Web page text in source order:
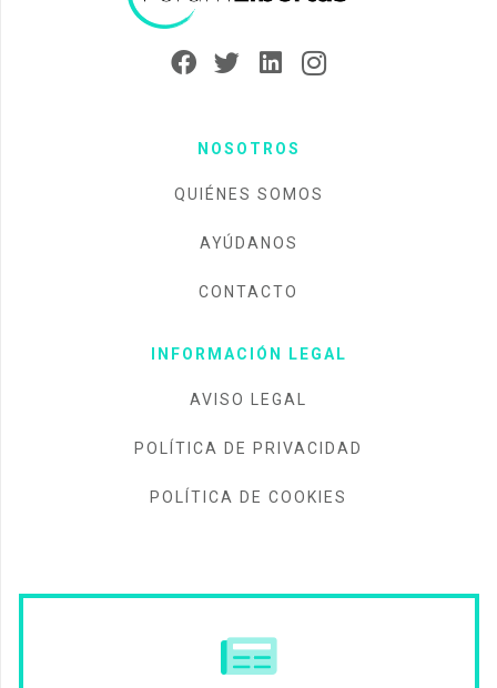
NOSOTROS
QUIÉNES SOMOS
AYÚDANOS
CONTACTO
INFORMACIÓN LEGAL
AVISO LEGAL
POLÍTICA DE PRIVACIDAD
POLÍTICA DE COOKIES